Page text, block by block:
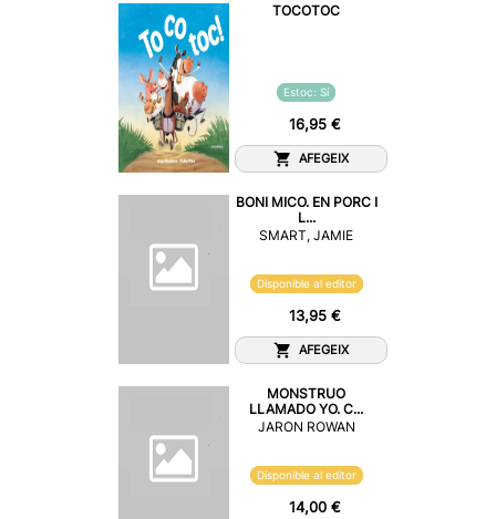
TOCOTOC
Estoc: Sí
16,95 €
AFEGEIX
BONI MICO. EN PORC I
L...
SMART, JAMIE
Disponible al editor
13,95 €
AFEGEIX
MONSTRUO
LLAMADO YO. C...
JARON ROWAN
Disponible al editor
14,00 €